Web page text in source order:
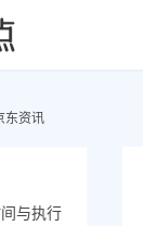
东资讯
与执行